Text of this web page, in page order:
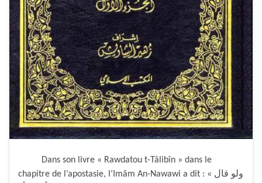
Dans son livre « Rawdatou t-Tâlibîn » dans le
chapitre de l’apostasie, l’Imâm An-Nawawi a dit : « ولو قال